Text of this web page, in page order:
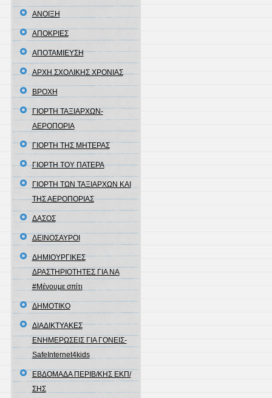
ΑΝΟΙΞΗ
ΑΠΟΚΡΙΕΣ
ΑΠΟΤΑΜΙΕΥΣΗ
ΑΡΧΗ ΣΧΟΛΙΚΗΣ ΧΡΟΝΙΑΣ
ΒΡΟΧΗ
ΓΙΟΡΤΗ ΤΑΞΙΑΡΧΩΝ-
ΑΕΡΟΠΟΡΙΑ
ΓΙΟΡΤΗ ΤΗΣ ΜΗΤΕΡΑΣ
ΓΙΟΡΤΗ ΤΟΥ ΠΑΤΕΡΑ
ΓΙΟΡΤΗ ΤΩΝ ΤΑΞΙΑΡΧΩΝ ΚΑΙ
ΤΗΣ ΑΕΡΟΠΟΡΙΑΣ
ΔΑΣΟΣ
ΔΕΙΝΟΣΑΥΡΟΙ
ΔΗΜΙΟΥΡΓΙΚΕΣ
ΔΡΑΣΤΗΡΙΟΤΗΤΕΣ ΓΙΑ ΝΑ
#Μένουμε σπίτι
ΔΗΜΟΤΙΚΟ
ΔΙΑΔΙΚΤΥΑΚΕΣ
ΕΝΗΜΕΡΩΣΕΙΣ ΓΙΑ ΓΟΝΕΙΣ-
SafeInternet4kids
ΕΒΔΟΜΑΔΑ ΠΕΡΙΒ/ΚΗΣ ΕΚΠ/
ΣΗΣ